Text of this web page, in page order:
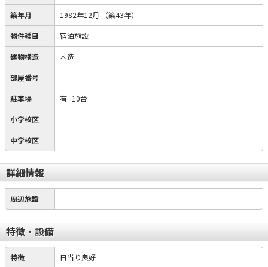
築年月 1982年12月 （築43年）
物件種目 宿泊施設
建物構造 木造
部屋番号 －
駐車場 有 10台
小学校区
中学校区
詳細情報
周辺施設
特徴・設備
特徴 日当り良好